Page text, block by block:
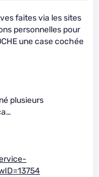
faites via les sites
personnelles pour
une case cochée
plusieurs